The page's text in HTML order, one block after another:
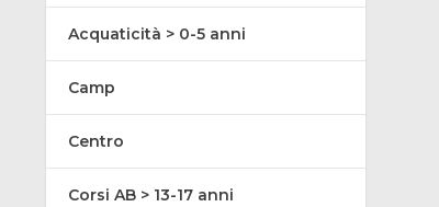
Acquaticità > 0-5 anni
Camp
Centro
Corsi AB > 13-17 anni